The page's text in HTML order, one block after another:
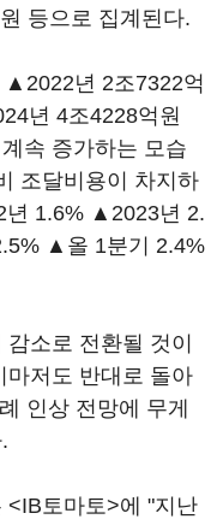
등으로 집계된다.
▲2022년 2조7322억
년 4조4228억원
속 증가하는 모습
조달비용이 차지하
년 1.6% ▲2023년 2.
▲올 1분기 2.4%
소로 전환될 것이
마저도 반대로 돌아
인상 전망에 무게
<IB토마토>에 "지난